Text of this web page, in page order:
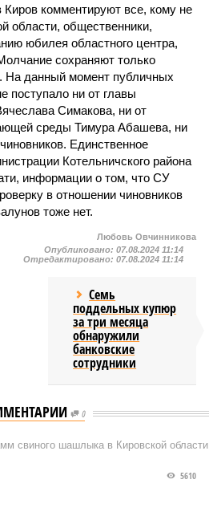
Киров комментируют все, кому не
области, общественники,
юбилея областного центра,
сохраняют только
На данный момент публичных
поступало ни от главы
Симакова, ни от
среды Тимура Абашева, ни
Единственное
Котельничского района
информации о том, что СУ
в отношении чиновников
тоже нет.
Любовь Овчинникова
Опубликовано: 07.08.2024 11:14
Отредактировано: 07.08.2024 11:14
Семь
поддельных купюр
за три месяца
обнаружили
банковские
сотрудники
0
свиного шашлыка в Кировской области
5610